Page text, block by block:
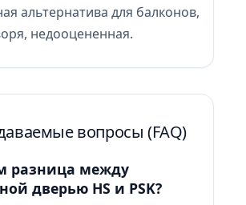
альтернатива для балконов,
недооцененная.
вопросы (FAQ)
разница между
дверью HS и PSK?